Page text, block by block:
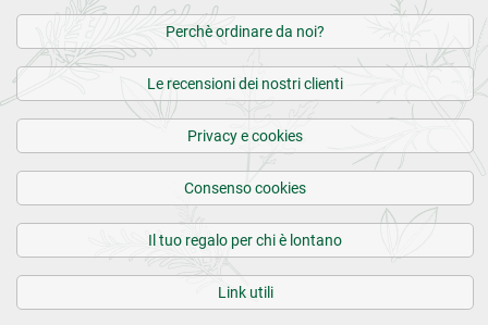
Perchè ordinare da noi?
Le recensioni dei nostri clienti
Privacy e cookies
Consenso cookies
Il tuo regalo per chi è lontano
Link utili